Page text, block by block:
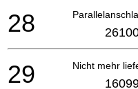
28
Nicht mehr
29